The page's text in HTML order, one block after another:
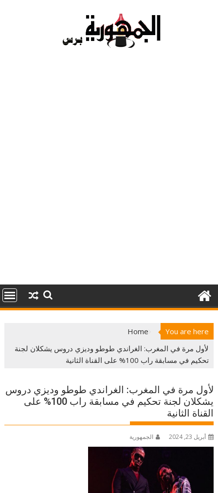
You are here
Home
لأول مرة في المغرب: الغراندي طوطو وديزي دروس يشكلان لجنة
تحكيم في مسابقة راب 100% على القناة الثانية
لأول مرة في المغرب: الغراندي طوطو وديزي دروس
يشكلان لجنة تحكيم في مسابقة راب 100% على
القناة الثانية
أبريل 23, 2024 الجمهورية